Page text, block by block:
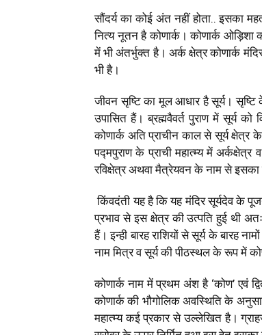
सौंदर्य का कोई अंत नहीं होता.. इसका
नित्य नूतन है कोणार्क।कोणार्क ओड़िशा
में भी अंतर्भुक्त है। अर्क क्षेत्र कोणार्क
भी है।
जीवन सृष्टि का मूल आधार है सूर्य।
उपासित हैं। ब्रह्मवैवर्त पुराण में सूर्य को
कोणार्क अति प्राचीन काल से सूर्य क्षेत्र
पद्मपुराण के प्राची महात्म्य में अर्कक्षेत्र
रविक्षेत्र अथवा मैत्रेयवन के नाम से इसका
किंवदंती यह है कि यह मंदिर सूर्यदेव के
प्रभाव से इस क्षेत्र की उत्पति हुई थी
हैं। इन्ही बारह राशियों से सूर्य के बारह
नाम मित्र व सूर्य की पीठस्थल के रूप में
कोणार्क नाम में प्रथम अंश है ‘कोण’ एवं
कोणार्क की भौगोलिक अवस्थिति के
महात्म्य कई प्रकार से उल्लेखित है।